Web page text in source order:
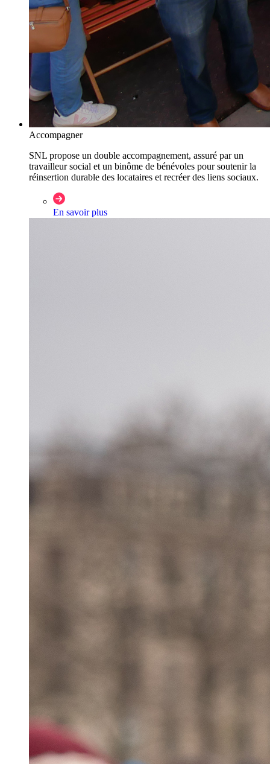
Accompagner
SNL propose un double accompagnement, assuré par un
travailleur social et un binôme de bénévoles pour soutenir la
réinsertion durable des locataires et recréer des liens sociaux.
En savoir plus